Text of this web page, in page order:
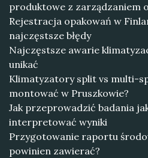
produktowe z zarządzaniem
Rejestracja opakowań w
najczęstsze błędy
Najczęstsze awarie
unikać
Klimatyzatory split vs multi-
montować w Pruszkowie?
Jak przeprowadzić badania
interpretować wyniki
Przygotowanie raportu
powinien zawierać?